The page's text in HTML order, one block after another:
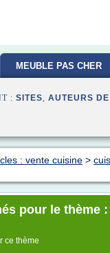
MEUBLE PAS CHER
: SITES, AUTEURS
: vente cuisine >
pour le thème
ce thème